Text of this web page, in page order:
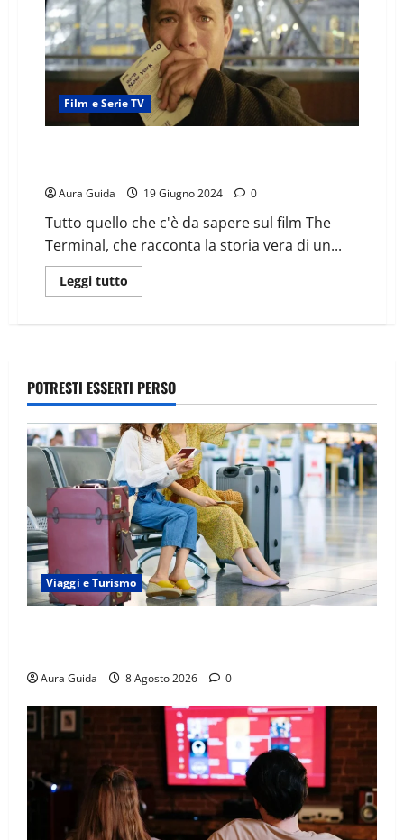
Film e Serie TV
Aura Guida 19 Giugno 2024 0
Tutto quello che c'è da sapere sul film The
Terminal, che racconta la storia vera di un...
Leggi tutto
POTRESTI ESSERTI PERSO
Viaggi e Turismo
Aura Guida 8 Agosto 2026 0